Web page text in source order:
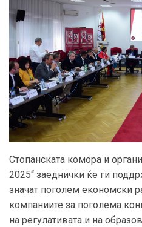
Стопанската комора и
2025“ заеднички ќе ги
значат поголем економски
компаниите за поголема
на регулативата и на